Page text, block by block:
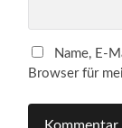
Name, E-
Browser für